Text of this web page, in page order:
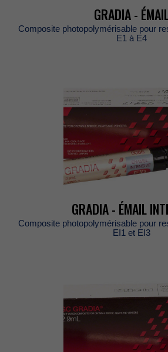
GRADIA-
E1àE4
GRADIA-
EI1etEI3